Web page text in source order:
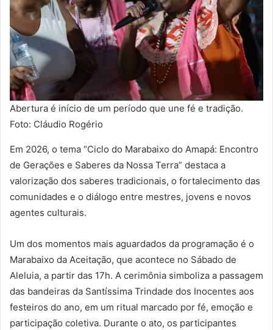
Abertura é início de um período que une fé e tradição.
Foto: Cláudio Rogério
Em 2026, o tema “Ciclo do Marabaixo do Amapá: Encontro
de Gerações e Saberes da Nossa Terra” destaca a
valorização dos saberes tradicionais, o fortalecimento das
comunidades e o diálogo entre mestres, jovens e novos
agentes culturais.
Um dos momentos mais aguardados da programação é o
Marabaixo da Aceitação, que acontece no Sábado de
Aleluia, a partir das 17h. A cerimônia simboliza a passagem
das bandeiras da Santíssima Trindade dos Inocentes aos
festeiros do ano, em um ritual marcado por fé, emoção e
participação coletiva. Durante o ato, os participantes